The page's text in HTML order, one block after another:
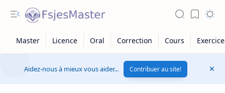
Aidez-nous à mieux vous aider... Contribuer au site!